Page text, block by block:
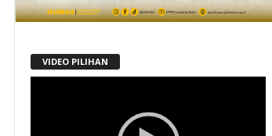
VIDEO PILIHAN